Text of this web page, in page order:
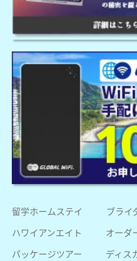
留学ホームステイ
ブライ
ハワイアンエイト
オーダ
パッケージツアー
ディス